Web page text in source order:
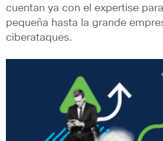
cuentan ya con el expertise
pequeña hasta la grande
ciberataques.